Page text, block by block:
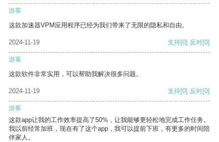
游客
这款加速器VPM应用程序已经为我们带来了无限的隐私和自由。
2024-11-19 支持[0] 反对[0]
游客
这款软件非常实用，可以帮助我解决很多问题。
2024-11-19 支持[0] 反对[0]
游客
这款app让我的工作效率提高了50%，让我能够更轻松地完成工作任务。
我以前经常加班，现在有了这个app，我可以提前下班，有更多的时间陪
伴家人。